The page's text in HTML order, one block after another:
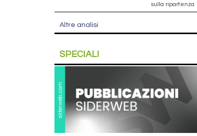
sulla ripartenza
Altre analisi
SPECIALI